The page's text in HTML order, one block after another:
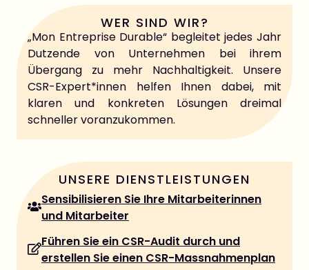
WER SIND WIR?
„Mon Entreprise Durable“ begleitet jedes Jahr
Dutzende von Unternehmen bei ihrem
Übergang zu mehr Nachhaltigkeit. Unsere
CSR-Expert*innen helfen Ihnen dabei, mit
klaren und konkreten Lösungen dreimal
schneller voranzukommen.
UNSERE DIENSTLEISTUNGEN
Sensibilisieren Sie Ihre Mitarbeiterinnen
und Mitarbeiter
Führen Sie ein CSR-Audit durch und
erstellen Sie einen CSR-Massnahmenplan